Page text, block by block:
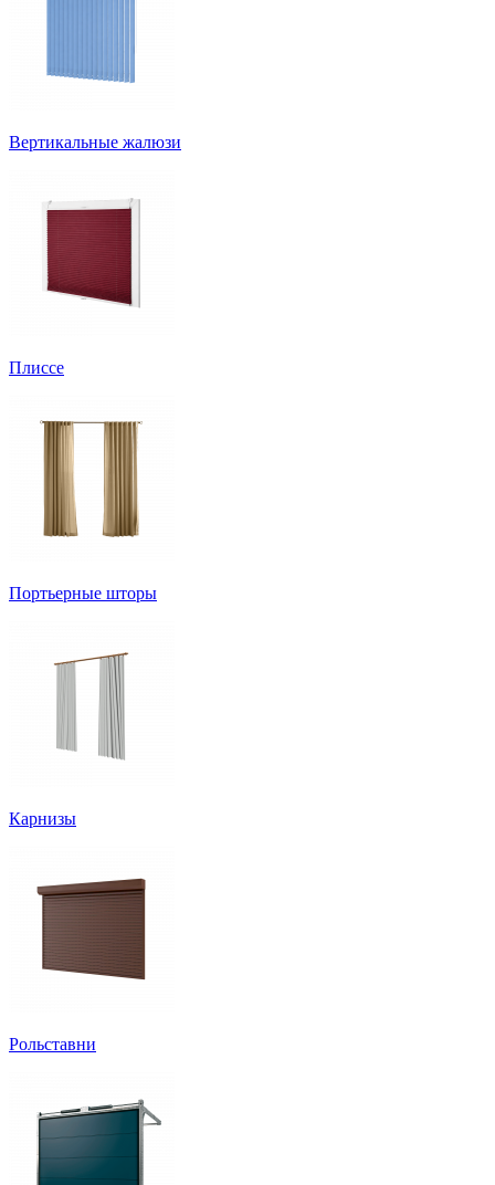
Вертикальные жалюзи
Плиссе
Портьерные шторы
Карнизы
Рольставни